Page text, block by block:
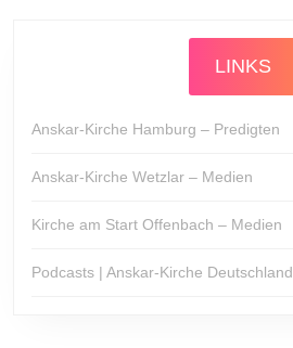
LINKS
Anskar-Kirche Hamburg – Predigten
Anskar-Kirche Wetzlar – Medien
Kirche am Start Offenbach – Medien
Podcasts | Anskar-Kirche Deutschland